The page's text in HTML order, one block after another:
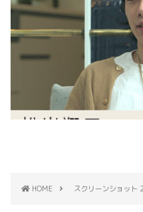
HOME スクリーンショッ